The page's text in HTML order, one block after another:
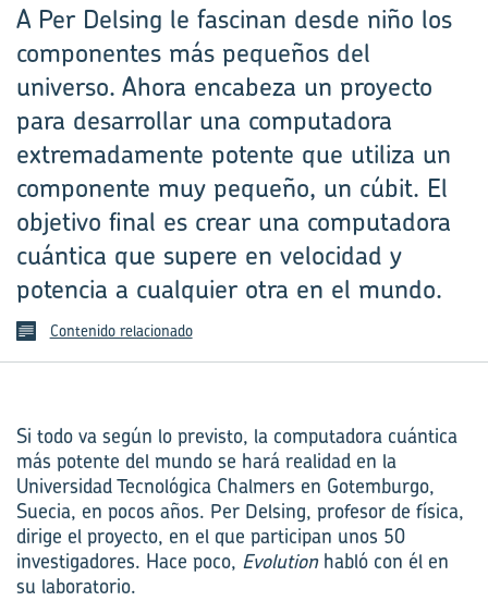
A Per Delsing le fascinan desde niño los
componentes más pequeños del
universo. Ahora encabeza un proyecto
para desarrollar una computadora
extremadamente potente que utiliza un
componente muy pequeño, un cúbit. El
objetivo final es crear una computadora
cuántica que supere en velocidad y
potencia a cualquier otra en el mundo.
Contenido relacionado
Si todo va según lo previsto, la computadora cuántica
más potente del mundo se hará realidad en la
Universidad Tecnológica Chalmers en Gotemburgo,
Suecia, en pocos años. Per Delsing, profesor de física,
dirige el proyecto, en el que participan unos 50
investigadores. Hace poco, Evolution habló con él en
su laboratorio.